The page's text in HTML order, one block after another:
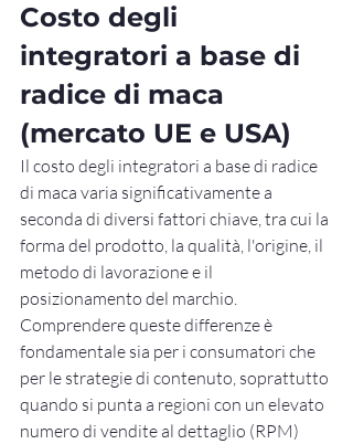
Costo degli
integratori a base di
radice di maca
(mercato UE e USA)
Il costo degli integratori a base di radice
di maca varia significativamente a
seconda di diversi fattori chiave, tra cui la
forma del prodotto, la qualità, l'origine, il
metodo di lavorazione e il
posizionamento del marchio.
Comprendere queste differenze è
fondamentale sia per i consumatori che
per le strategie di contenuto, soprattutto
quando si punta a regioni con un elevato
numero di vendite al dettaglio (RPM)